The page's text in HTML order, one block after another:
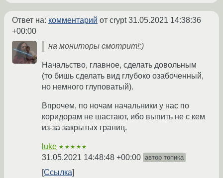
Ответ на: комментарий от crypt31.05.2021 14:38:36
+00:00
на мониторы смотрит!:)
Начальство, главное, сделать довольным
(то бишь сделать вид глубоко озабоченный,
но немного глуповатый).
Впрочем, по ночам начальники у нас по
коридорам не шастают, ибо выпить не с кем
из-за закрытых границ.
luke ★★★★★
31.05.2021 14:48:48 +00:00 автор топика
Ссылка